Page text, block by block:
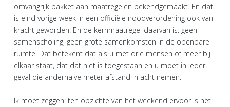
omvangrijk pakket aan maatregelen bekendgemaakt. En dat
is eind vorige week in een officiële noodverordening ook van
kracht geworden. En de kernmaatregel daarvan is: geen
samenscholing, geen grote samenkomsten in de openbare
ruimte. Dat betekent dat als u met drie mensen of meer bij
elkaar staat, dat dat niet is toegestaan en u moet in ieder
geval die anderhalve meter afstand in acht nemen.
Ik moet zeggen: ten opzichte van het weekend ervoor is het